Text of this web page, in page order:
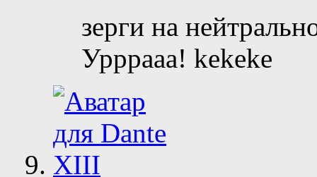
зерги на
Урррааа! kekeke